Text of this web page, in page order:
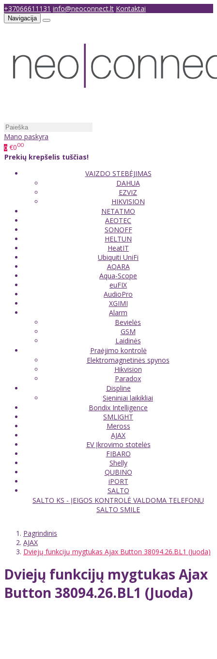
+37066611131 info@neoconnect.lt Kontaktai
Navigacija
Mano paskyra
0 €000
Prekių krepšelis tuščias!
VAIZDO STEBĖJIMAS
DAHUA
EZVIZ
HIKVISION
NETATMO
AEOTEC
SONOFF
HELTUN
HeatIT
Ubiquiti UniFi
AQARA
Aqua-Scope
euFIX
AudioPro
XGIMI
Alarm
Bevielės
GSM
Laidinės
Praėjimo kontrolė
Elektromagnetinės spynos
Hikvision
Paradox
Displine
Sieniniai laikikliai
Bondix Intelligence
SMLIGHT
Meross
AJAX
EV Įkrovimo stotelės
FIBARO
Shelly
QUBINO
iPORT
SALTO
SALTO KS - ĮEIGOS KONTROLĖ VALDOMA TELEFONU
SALTO SMILE
Pagrindinis
AJAX
Dviejų funkcijų mygtukas Ajax Button 38094.26.BL1 (Juoda)
Dviejų funkcijų mygtukas Ajax
Button 38094.26.BL1 (Juoda)